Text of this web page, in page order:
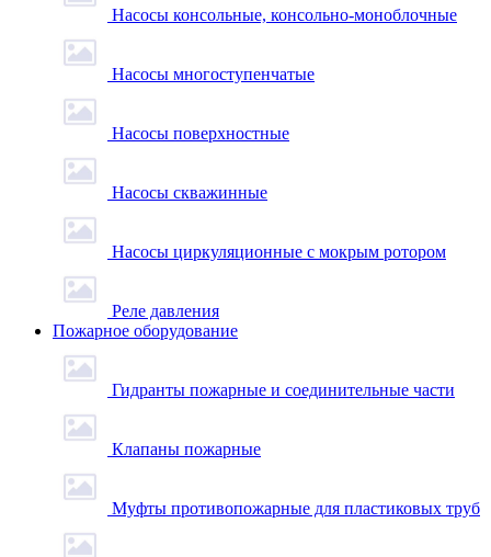
Насосы консольные, консольно-моноблочные
Насосы многоступенчатые
Насосы поверхностные
Насосы скважинные
Насосы циркуляционные с мокрым ротором
Реле давления
Пожарное оборудование
Гидранты пожарные и соединительные части
Клапаны пожарные
Муфты противопожарные для пластиковых труб